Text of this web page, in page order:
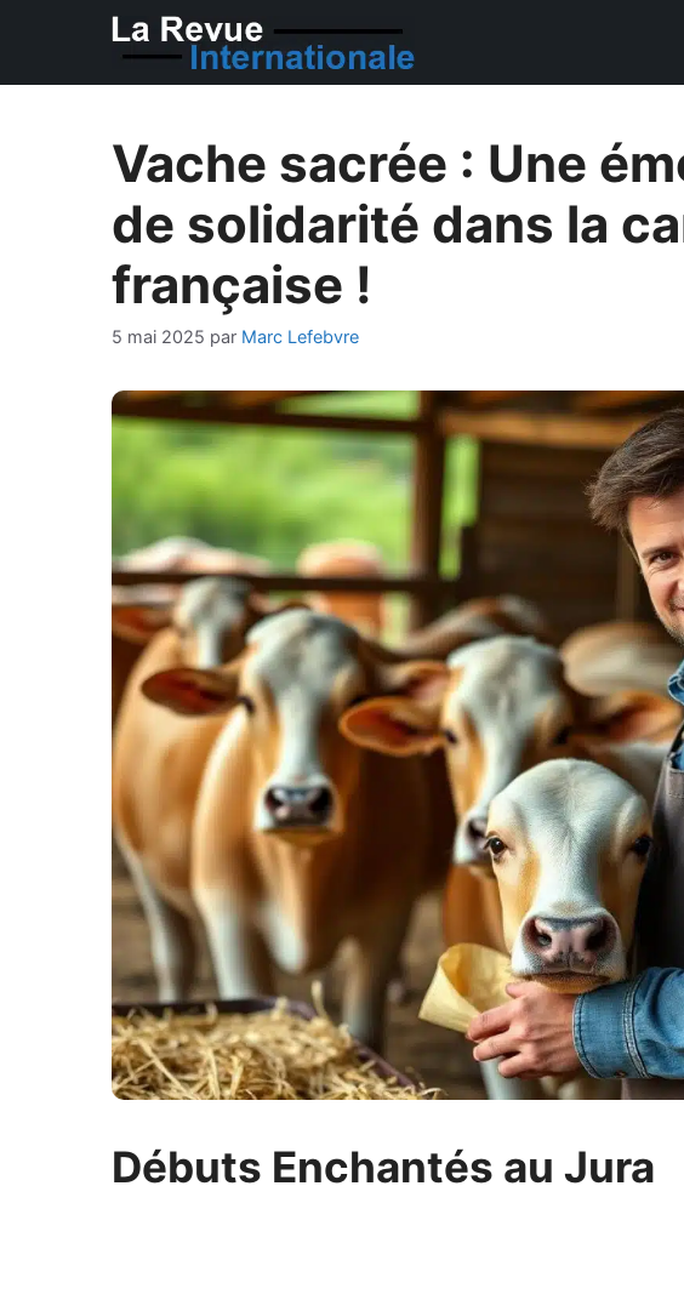
Vache sacrée : Une
de solidarité dans la
française !
5 mai 2025 par Marc Lefebvre
Débuts Enchantés au Jura